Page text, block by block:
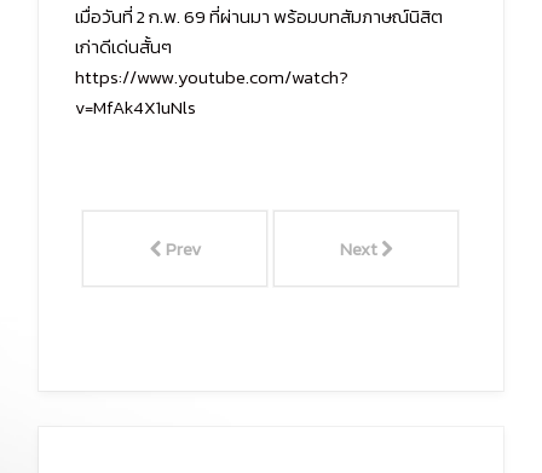
เมื่อวันที่ 2 ก.พ. 69 ที่ผ่านมา พร้อมบทสัมภาษณ์นิสิต
เก่าดีเด่นสั้นๆ
https://www.youtube.com/watch?
v=MfAk4X1uNls
Prev Next